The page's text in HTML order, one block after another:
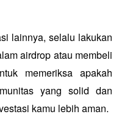
lainnya, selalu lakukan
airdrop atau membeli
memeriksa apakah
yang solid dan
kamu lebih aman.